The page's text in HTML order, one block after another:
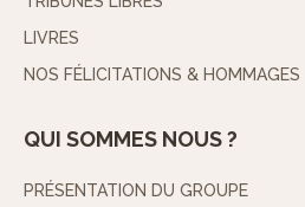
LIVRES
NOS FÉLICITATIONS & HOMMAGES
QUI SOMMES NOUS ?
PRÉSENTATION DU GROUPE